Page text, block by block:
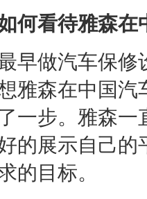
看待雅森在
做汽车保修
雅森在中国
一步。雅森
的展示自己
的目标。